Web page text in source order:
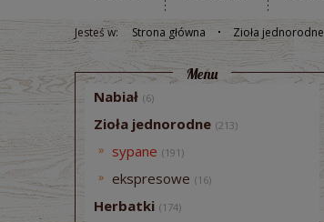
Jesteś w: Strona główna Zioła jednorodne
Menu
Nabiał (6)
Zioła jednorodne (213)
sypane (191)
ekspresowe (16)
Herbatki (174)